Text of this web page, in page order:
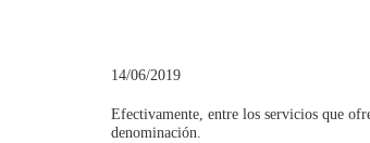
14/06/2019
Efectivamente, entre los servicios que
denominación.